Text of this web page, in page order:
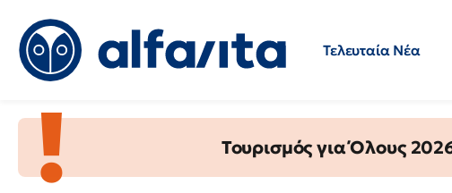
Τελευταία Νέα
Τουρισμός για Όλους